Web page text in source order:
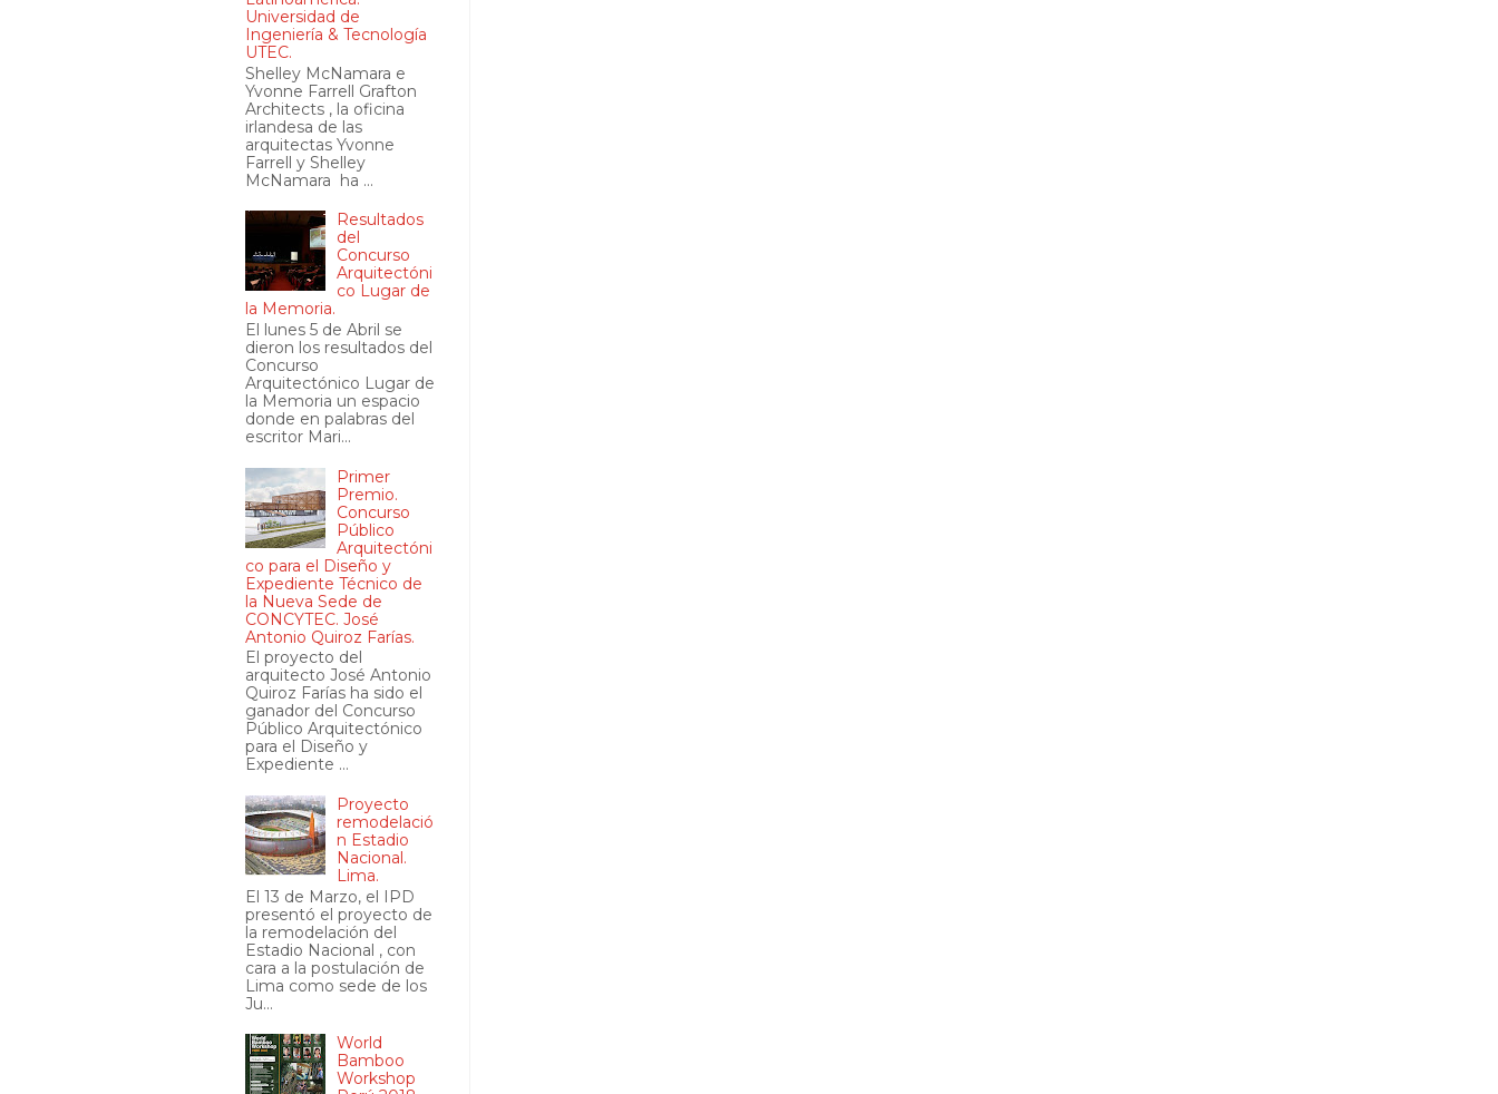
Universidad de
Ingeniería & Tecnología
UTEC.
Shelley McNamara e
Yvonne Farrell Grafton
Architects , la oficina
irlandesa de las
arquitectas Yvonne
Farrell y Shelley
McNamara ha ...
Resultados
del
Concurso
Arquitectóni
co Lugar de
la Memoria.
El lunes 5 de Abril se
dieron los resultados del
Concurso
Arquitectónico Lugar de
la Memoria un espacio
donde en palabras del
escritor Mari...
Primer
Premio.
Concurso
Público
Arquitectóni
co para el Diseño y
Expediente Técnico de
la Nueva Sede de
CONCYTEC. José
Antonio Quiroz Farías.
El proyecto del
arquitecto José Antonio
Quiroz Farías ha sido el
ganador del Concurso
Público Arquitectónico
para el Diseño y
Expediente ...
Proyecto
remodelació
n Estadio
Nacional.
Lima.
El 13 de Marzo, el IPD
presentó el proyecto de
la remodelación del
Estadio Nacional , con
cara a la postulación de
Lima como sede de los
Ju...
World
Bamboo
Workshop